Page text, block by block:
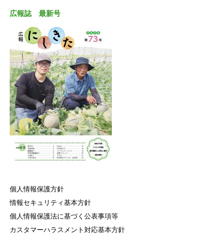
広報誌 最新号
個人情報保護方針
情報セキュリティ基本方針
個人情報保護法に基づく公表事項等
カスタマーハラスメント対応基本方針